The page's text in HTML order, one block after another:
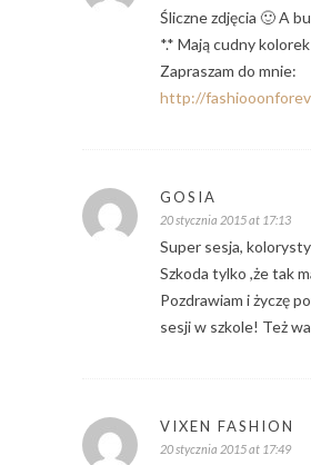
Śliczne zdjęcia 🙂 A
*.* Mają cudny
Zapraszam do mnie:
http://
GOSIA
20 stycznia 2015 at 17:13
Super sesja,
Szkoda tylko ,że tak
Pozdrawiam i życzę
sesji w szkole! Też
VIXEN FASHION
20 stycznia 2015 at 17:49